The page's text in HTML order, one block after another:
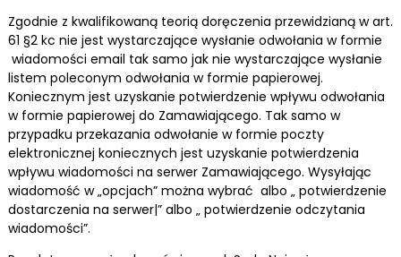
Zgodnie z kwalifikowaną teorią doręczenia przewidzianą w art.
61 §2 kc nie jest wystarczające wysłanie odwołania w formie
wiadomości email tak samo jak nie wystarczające wysłanie
listem poleconym odwołania w formie papierowej.
Koniecznym jest uzyskanie potwierdzenie wpływu odwołania
w formie papierowej do Zamawiającego. Tak samo w
przypadku przekazania odwołanie w formie poczty
elektronicznej koniecznych jest uzyskanie potwierdzenia
wpływu wiadomości na serwer Zamawiającego. Wysyłając
wiadomość w „opcjach” można wybrać albo „ potwierdzenie
dostarczenia na serwer|” albo „ potwierdzenie odczytania
wiadomości”.